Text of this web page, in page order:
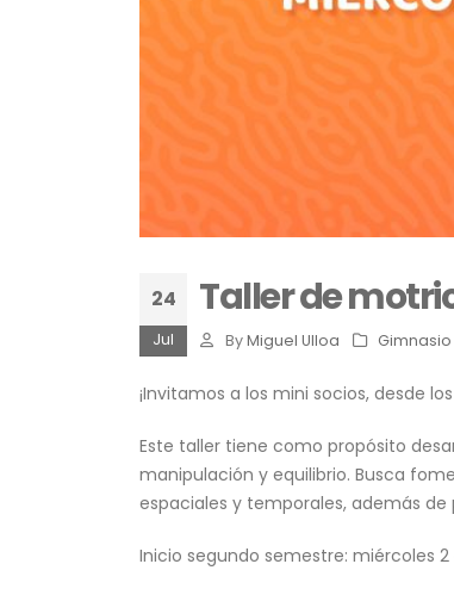
24
Jul
Taller de
By Miguel Ulloa Gimnasio
¡Invitamos a los mini socios, desde
Este taller tiene como propósito
manipulación y equilibrio. Busca
espaciales y temporales, además
Inicio segundo semestre: miércoles